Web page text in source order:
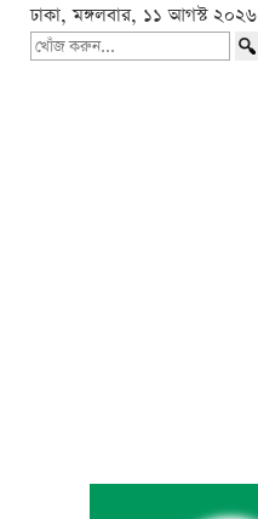
ঢাকা, মঙ্গলবার, ১১ আগস্ট ২০২৬